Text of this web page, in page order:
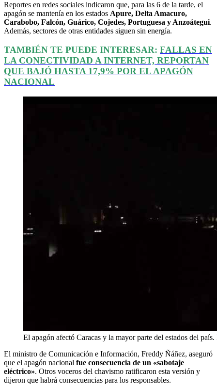
Reportes en redes sociales indicaron que, para las 6 de la tarde, el
apagón se mantenía en los estados Apure, Delta Amacuro,
Carabobo, Falcón, Guárico, Cojedes, Portuguesa y Anzoátegui.
Además, sectores de otras entidades siguen sin energía.
TAMBIÉN TE PUEDE INTERESAR: FALLAS EN
LA CONECTIVIDAD A INTERNET, REPORTAN
QUE BAJÓ HASTA 17,9% POR EL APAGÓN
NACIONAL
El apagón afectó Caracas y la mayor parte del estados del
El ministro de Comunicación e Información, Freddy Ñáñez, aseguró
que el apagón nacional fue consecuencia de un «sabotaje
eléctrico». Otros voceros del chavismo ratificaron esta versión y
dijeron que habrá consecuencias para los responsables.